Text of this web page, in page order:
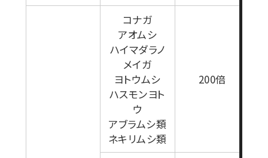
コナガ
アオムシ
ハイマダラノ
メイガ
ヨトウムシ
ハスモンヨト
ウ
アブラムシ類
ネキリムシ類
200倍